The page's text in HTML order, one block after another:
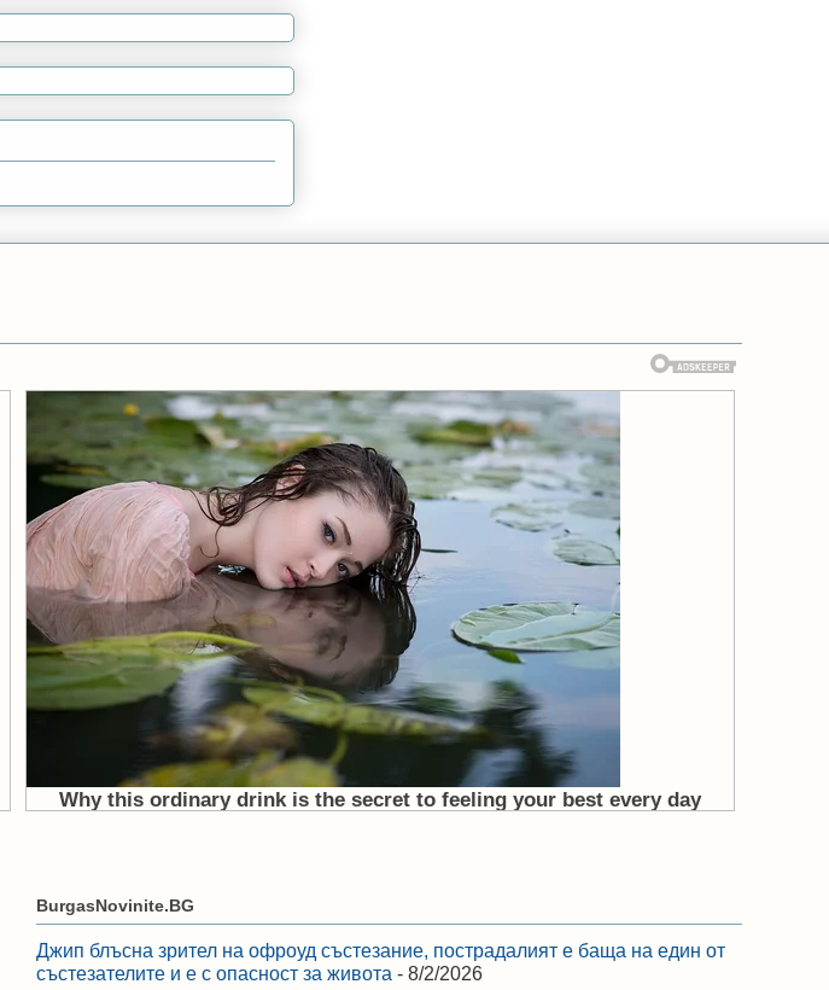
BurgasNovinite.BG
Джип блъсна зрител на офроуд състезание, пострадалият е баща на един от
състезателите и е с опасност за живота - 8/2/2026